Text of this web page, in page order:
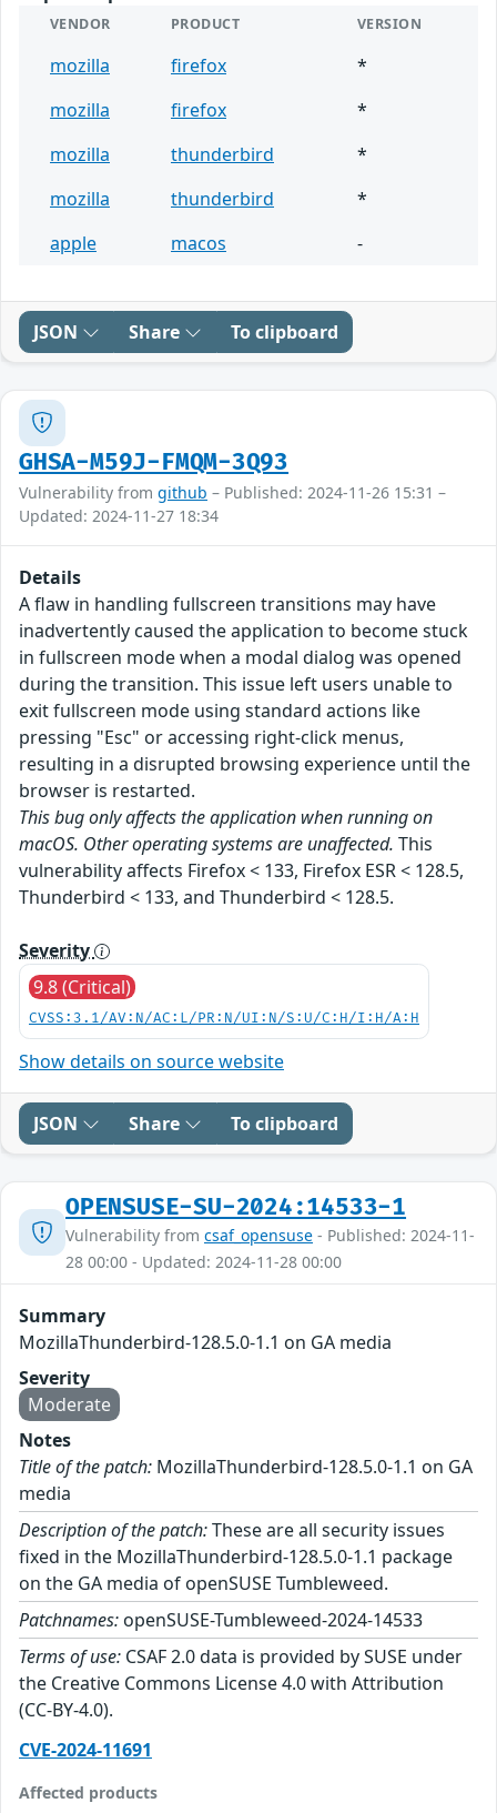
VENDOR PRODUCT VERSION
mozilla firefox
*
mozilla
firefox
*
mozilla
thunderbird
*
mozilla
thunderbird
*
apple
macos -
JSON Share To clipboard
GHSA-M59J-FMQM-3Q93
Vulnerability from github – Published: 2024-11-26 15:31 –
Updated: 2024-11-27 18:34
Details
A flaw in handling fullscreen transitions may have
inadvertently caused the application to become stuck
in fullscreen mode when a modal dialog was opened
during the transition. This issue left users unable to
exit fullscreen mode using standard actions like
pressing "Esc" or accessing right-click menus,
resulting in a disrupted browsing experience until the
browser is restarted.
This bug only affects the application when running on
macOS. Other operating systems are unaffected. This
vulnerability affects Firefox < 133, Firefox ESR < 128.5,
Thunderbird < 133, and Thunderbird < 128.5.
Severity
9.8 (Critical)
CVSS:3.1/AV:N/AC:L/PR:N/UI:N/S:U/C:H/I:H/A:H
Show details on source website
JSON Share To clipboard
OPENSUSE-SU-2024:14533-1
Vulnerability from csaf_opensuse - Published: 2024-11-
28 00:00 - Updated: 2024-11-28 00:00
Summary
MozillaThunderbird-128.5.0-1.1 on GA media
Severity
Moderate
Notes
Title of the patch: MozillaThunderbird-128.5.0-1.1 on GA
media
Description of the patch:These are all security issues
fixed in the MozillaThunderbird-128.5.0-1.1 package
on the GA media of openSUSE Tumbleweed.
Patchnames: openSUSE-Tumbleweed-2024-14533
Terms of use: CSAF 2.0 data is provided by SUSE under
the Creative Commons License 4.0 with Attribution
(CC-BY-4.0).
CVE-2024-11691
Affected products